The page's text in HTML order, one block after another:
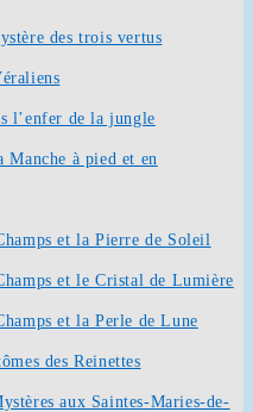
des trois vertus
l’enfer de la jungle
Manche à pied et en
et la Pierre de Soleil
et le Cristal de Lumière
et la Perle de Lune
des Reinettes
aux Saintes-Maries-de-